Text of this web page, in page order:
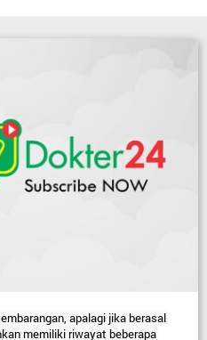
apalagi jika berasal
memiliki riwayat beberapa